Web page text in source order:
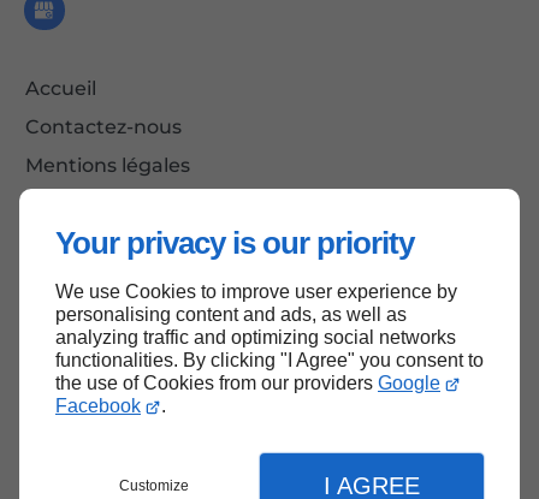
Your privacy is our priority
We use Cookies to improve user experience by
personalising content and ads, as well as
analyzing traffic and optimizing social networks
functionalities. By clicking "I Agree" you consent to
the use of Cookies from our providers Google
Facebook
.
Customize I AGREE
Accueil
Contactez-nous
Mentions légales
Haut de page